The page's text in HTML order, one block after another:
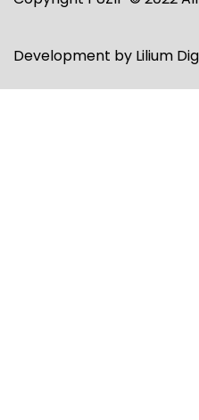
Development by Lilium